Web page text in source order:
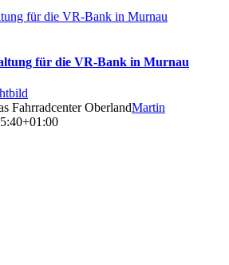
für die VR-Bank in Murnau
für die VR-Bank in Murnau
Fahrradcenter OberlandMartin